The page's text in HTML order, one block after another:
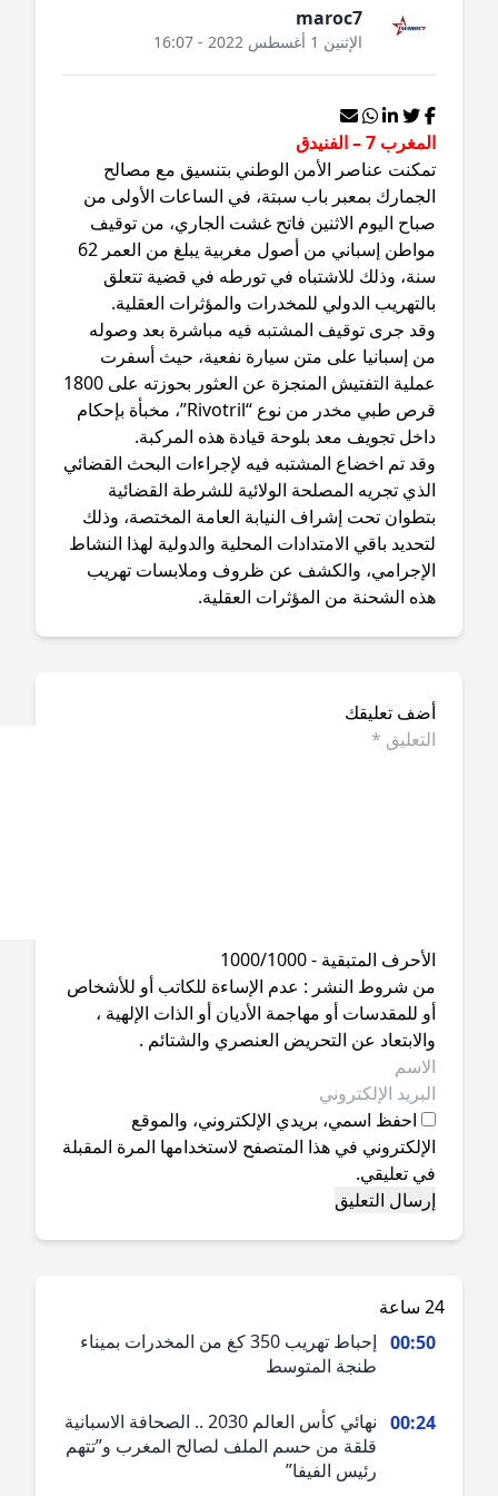
maroc7
الإثنين 1 أغسطس 2022 - 16:07
عناصر الأمن الوطني بتنسيق مع مصالح
بمعبر باب سبتة، في الساعات الأولى من
اليوم الاثنين فاتح غشت الجاري، من توقيف
مواطن إسباني من أصول مغربية يبلغ من العمر 62
وذلك للاشتباه في تورطه في قضية تتعلق
الدولي للمخدرات والمؤثرات العقلية.
جرى توقيف المشتبه فيه مباشرة بعد وصوله
إسبانيا على متن سيارة نفعية، حيث أسفرت
عملية التفتيش المنجزة عن العثور بحوزته على 1800
قرص طبي مخدر من نوع “Rivotril”، مخبأة بإحكام
تجويف معد بلوحة قيادة هذه المركبة.
تم اخضاع المشتبه فيه لإجراءات البحث القضائي
تجريه المصلحة الولائية للشرطة القضائية
تحت إشراف النيابة العامة المختصة، وذلك
باقي الامتدادات المحلية والدولية لهذا النشاط
والكشف عن ظروف وملابسات تهريب
الشحنة من المؤثرات العقلية.
تعليقك
المتبقية - 1000/1000
شروط النشر : عدم الإساءة للكاتب أو للأشخاص
للمقدسات أو مهاجمة الأديان أو الذات الإلهية ،
عن التحريض العنصري والشتائم .
احفظ اسمي، بريدي الإلكتروني، والموقع
في هذا المتصفح لاستخدامها المرة المقبلة
تعليقي.
إحباط تهريب 350 كغ من المخدرات بميناء
طنجة المتوسط
نهائي كأس العالم 2030 .. الصحافة الاسبانية
قلقة من حسم الملف لصالح المغرب و”تتهم
رئيس الفيفا”